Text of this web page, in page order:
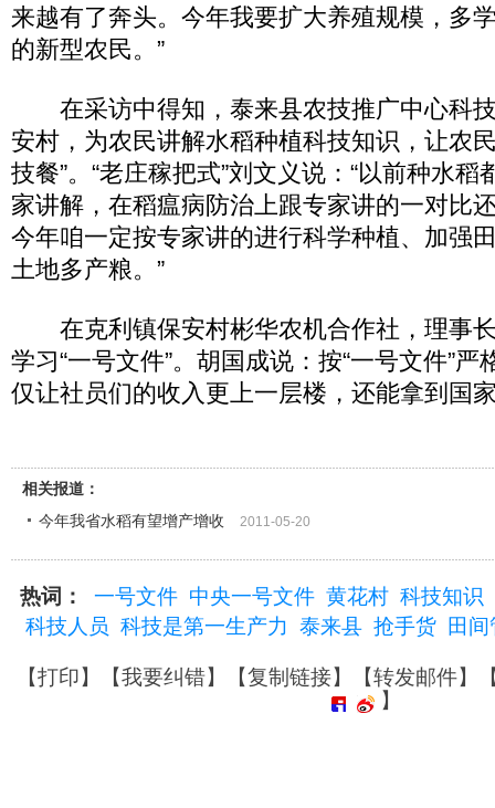
来越有了奔头。今年我要扩大养殖规模，多
的新型农民。”
在采访中得知，泰来县农技推广中心科
安村，为农民讲解水稻种植科技知识，让农
技餐”。“老庄稼把式”刘文义说：“以前种水
家讲解，在稻瘟病防治上跟专家讲的一对比
今年咱一定按专家讲的进行科学种植、加强
土地多产粮。”
在克利镇保安村彬华农机合作社，理事
学习“一号文件”。胡国成说：按“一号文件”
仅让社员们的收入更上一层楼，还能拿到国
相关报道：
今年我省水稻有望增产增收
2011-05-20
热词： 一号文件 中央一号文件 黄花村 科技知识
科技人员 科技是第一生产力 泰来县 抢手货 田
【打印】【我要纠错】【复制链接】【转发邮件】
】